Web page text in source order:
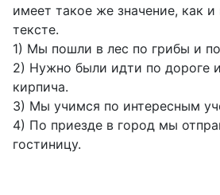
имеет такое же значение, как
тексте.
1) Мы пошли в лес по грибы и
2) Нужно были идти по дороге
кирпича.
3) Мы учимся по интересным
4) По приезде в город мы
гостиницу.